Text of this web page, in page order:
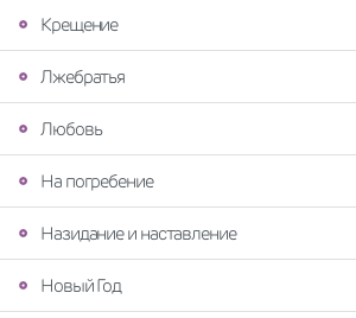
Крещение
Лжебратья
Любовь
На погребение
Назидание и наставление
Новый Год